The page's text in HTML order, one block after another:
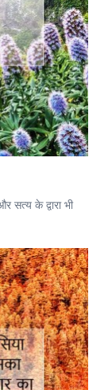
सत्य के द्वारा भी